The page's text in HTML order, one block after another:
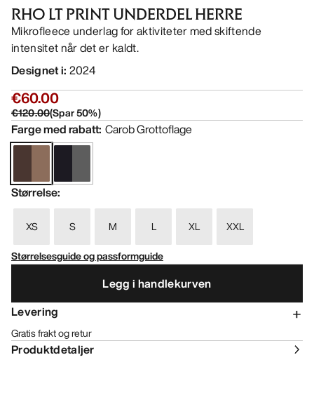
RHO LT PRINT UNDERDEL HERRE
Mikrofleece underlag for aktiviteter med skiftende
intensitet når det er kaldt.
Designet i: 2024
€60.00
€120.00(Spar50%)
Farge med rabatt: Carob Grottoflage
Størrelse:
XS S M L XL
XXL
Størrelsesguide og passformguide
Legg i handlekurven
Levering
Gratis frakt og retur
Produktdetaljer